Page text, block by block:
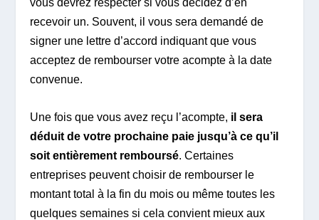
vous devrez respecter si vous décidez d’en
recevoir un. Souvent, il vous sera demandé de
signer une lettre d’accord indiquant que vous
acceptez de rembourser votre acompte à la date
convenue.
Une fois que vous avez reçu l’acompte, il sera
déduit de votre prochaine paie jusqu’à ce qu’il
soit entièrement remboursé. Certaines
entreprises peuvent choisir de rembourser le
montant total à la fin du mois ou même toutes les
quelques semaines si cela convient mieux aux